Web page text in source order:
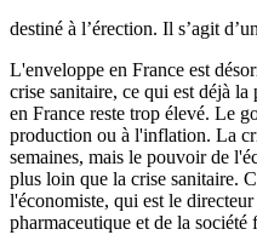
destiné à l’érection. Il s’agit
L'enveloppe en France est
crise sanitaire, ce qui est déjà
en France reste trop élevé. Le
production ou à l'inflation. La
semaines, mais le pouvoir de
plus loin que la crise sanitaire.
l'économiste, qui est le
pharmaceutique et de la société